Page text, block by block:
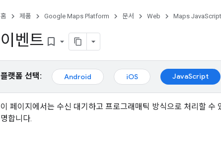
홈 제품 Google Maps Platform 문서 Web Maps
이벤트 bookmark_border
플랫폼 선택: Android iOS JavaScript
이 페이지에서는 수신 대기하고 프로그래매틱 방식으로 처리할
명합니다.